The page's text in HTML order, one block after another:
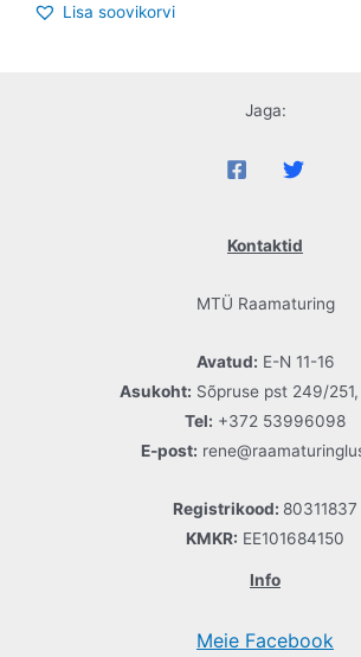
Lisa soovikorvi
Jaga:
Kontaktid
MTÜ Raamaturing
Avatud: E-N 11-16
Asukoht: Sõpruse pst 249/251,
Tel: +372 53996098
E-post:
Registrikood: 80311837
KMKR: EE101684150
Info
Meie Facebook